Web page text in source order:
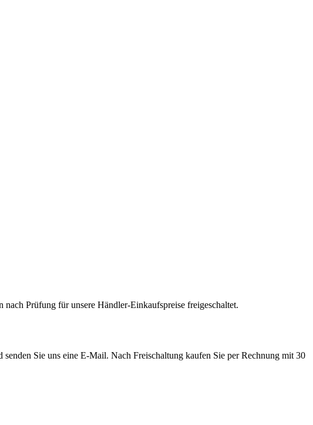
Prüfung für unsere Händler-Einkaufspreise freigeschaltet.
Sie uns eine E-Mail. Nach Freischaltung kaufen Sie per Rechnung mit 30